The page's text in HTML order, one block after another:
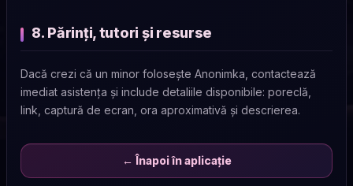
8. Părinți, tutori și resurse
Dacă crezi că un minor folosește Anonimka, contactează
imediat asistența și include detaliile disponibile: poreclă,
link, captură de ecran, ora aproximativă și descrierea.
← Înapoi în aplicație